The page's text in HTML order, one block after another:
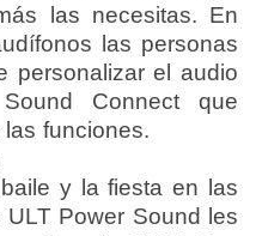
las necesitas. En
las personas
personalizar el audio
Connect que
funciones.
y la fiesta en las
Power Sound les